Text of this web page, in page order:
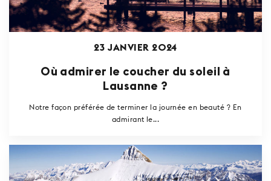
23 JANVIER 2024
Où admirer le coucher du soleil à
Lausanne ?
Notre façon préférée de terminer la journée en beauté ? En
admirant le...